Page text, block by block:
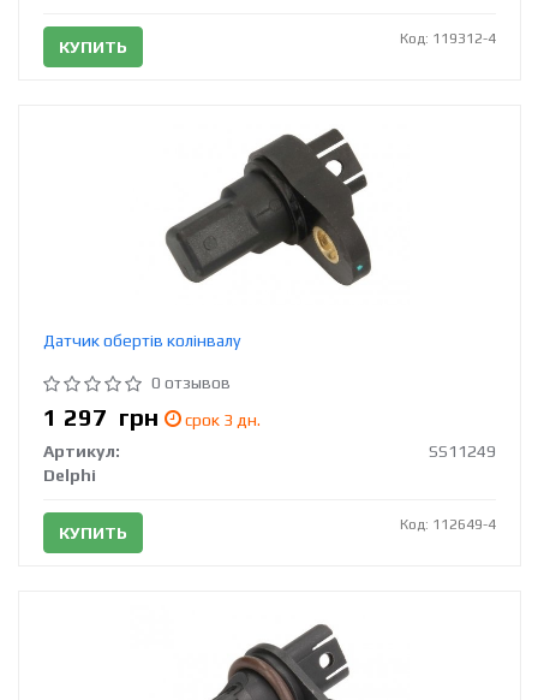
КУПИТЬ Код: 119312-4
Датчик обертів колінвалу
0 отзывов
1 297 грн
срок 3 дн.
Артикул:
SS11249
Delphi
КУПИТЬ Код: 112649-4